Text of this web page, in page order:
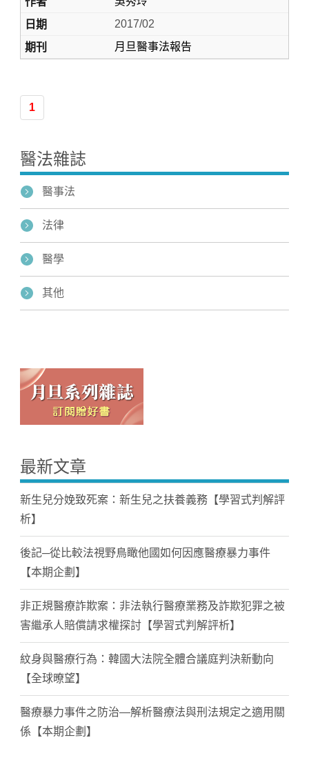
2017/02
月旦醫事法報告
1
醫法雜誌
醫事法
法律
醫學
其他
最新文章
新生兒分娩致死案：新生兒之扶養義務【學習式判解評
析】
後記─從比較法視野鳥瞰他國如何因應醫療暴力事件
【本期企劃】
非正規醫療詐欺案：非法執行醫療業務及詐欺犯罪之被
害繼承人賠償請求權探討【學習式判解評析】
紋身與醫療行為：韓國大法院全體合議庭判決新動向
【全球暸望】
醫療暴力事件之防治—解析醫療法與刑法規定之適用關
係【本期企劃】